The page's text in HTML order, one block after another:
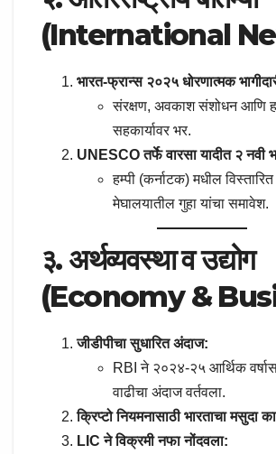
(International
भारत-फ्रान्स २०२५ धोरणात्मक
संरक्षण, अवकाश संशोधन आणि
सहकार्यावर भर.
UNESCO तर्फे वारसा यादीत २ नवी
हम्पी (कर्नाटक) मधील
मेघालयातील गुहा यांचा समावेश.
३. अर्थव्यवस्था व उद्योग
(Economy &
जीडीपीचा सुधारित अंदाज:
RBI ने २०२४-२५ आर्थिक
वाढीचा अंदाज वर्तवला.
क्रिप्टो नियमनासाठी भारताचा मसुदा
LIC ने विक्रमी नफा नोंदवला: